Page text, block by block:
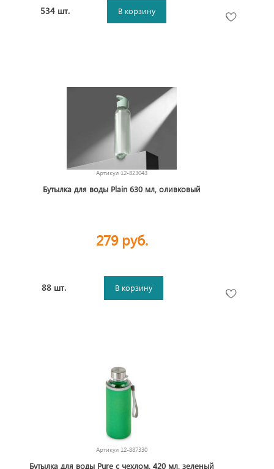
534 шт. В корзину
Артикул 12-823043
Бутылка для воды Plain 630 мл, оливковый
279 руб.
88 шт. В корзину
Артикул 12-887330
Бутылка для воды Pure c чехлом, 420 мл, зеленый